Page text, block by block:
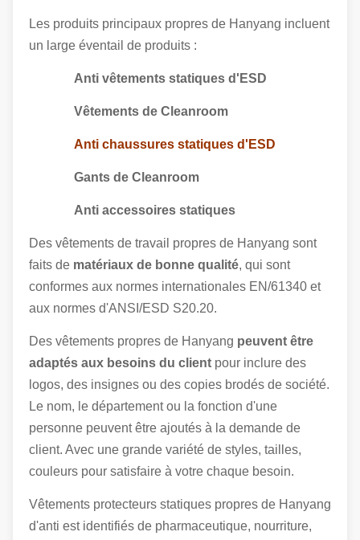
Les produits principaux propres de Hanyang incluent
un large éventail de produits :
Anti vêtements statiques d'ESD
Vêtements de Cleanroom
Anti chaussures statiques d'ESD
Gants de Cleanroom
Anti accessoires statiques
Des vêtements de travail propres de Hanyang sont
faits de matériaux de bonne qualité, qui sont
conformes aux normes internationales EN/61340 et
aux normes d'ANSI/ESD S20.20.
Des vêtements propres de Hanyang peuvent être
adaptés aux besoins du client pour inclure des
logos, des insignes ou des copies brodés de société.
Le nom, le département ou la fonction d'une
personne peuvent être ajoutés à la demande de
client. Avec une grande variété de styles, tailles,
couleurs pour satisfaire à votre chaque besoin.
Vêtements protecteurs statiques propres de Hanyang
d'anti est identifiés de pharmaceutique, nourriture,